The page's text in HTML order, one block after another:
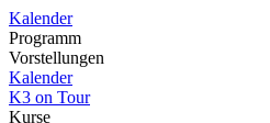
Kalender
Programm
Vorstellungen
Kalender
K3 on Tour
Kurse